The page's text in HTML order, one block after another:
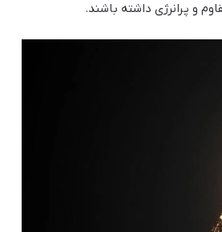
و پرانرژی داشته باشند.